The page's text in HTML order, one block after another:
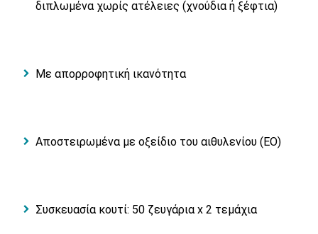
διπλωμένα χωρίς ατέλειες (χνούδια ή ξέφτια)
Με απορροφητική ικανότητα
Aποστειρωμένα με οξείδιο του αιθυλενίου (ΕΟ)
Συσκευασία κουτί: 50 ζευγάρια x 2 τεμάχια